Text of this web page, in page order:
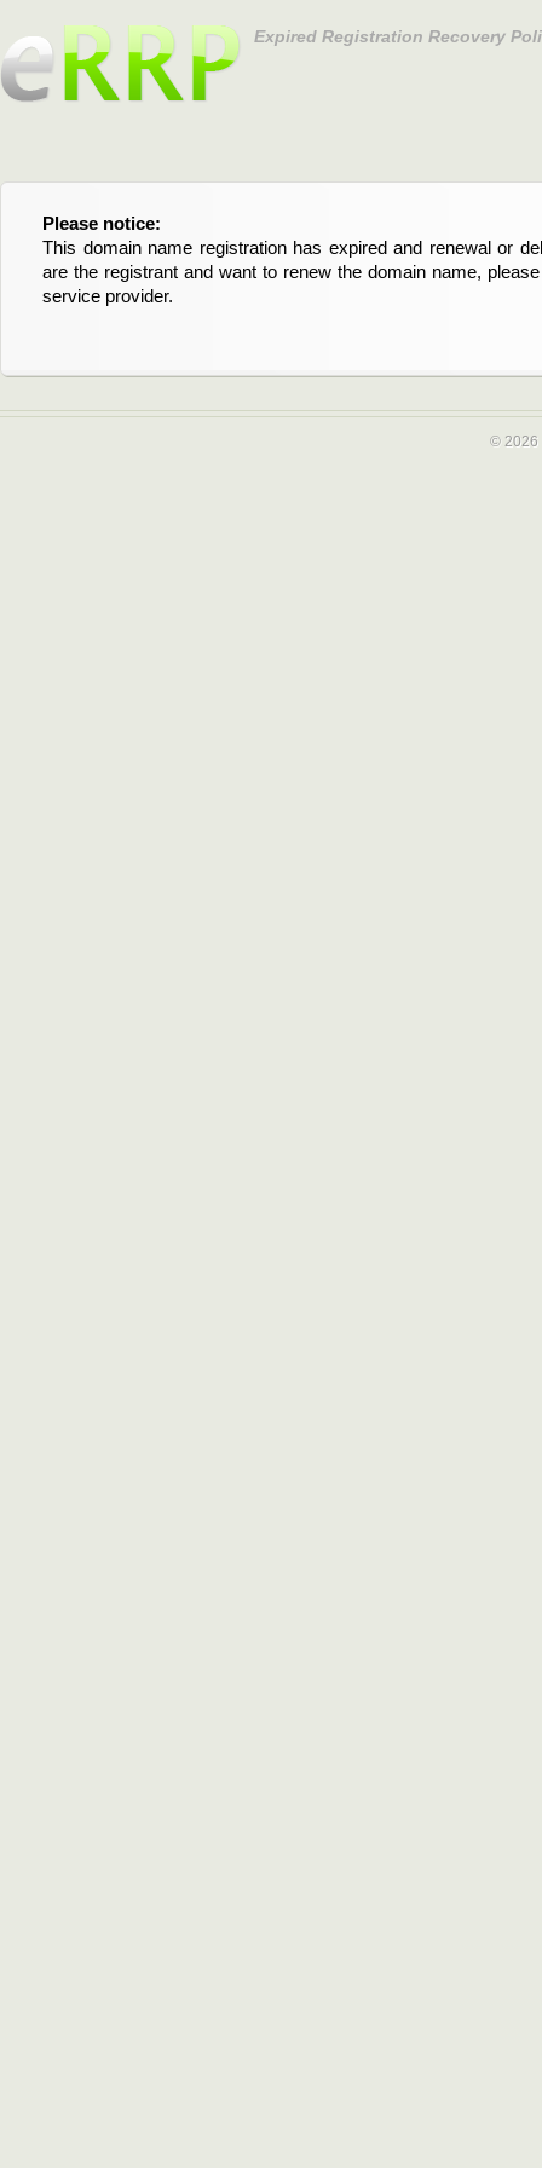
Expired Registration Recovery
Please notice:
This domain name registration has expired and renewal or
are the registrant and want to renew the domain name,
service provider.
Bitte beachten Sie:
Diese Domainregistrierung ist abgelaufen und die
Domain stehen an. Wenn Sie der Registrant sind und
verlängern möchten, kontaktieren Sie bitte Ihren Service-
© 2026